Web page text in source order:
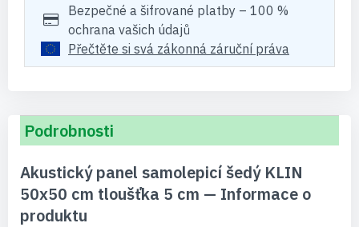
Bezpečné a šifrované platby – 100 %
ochrana vašich údajů
Přečtěte si svá zákonná záruční práva
Podrobnosti
Akustický panel samolepicí šedý KLIN
50x50 cm tloušťka 5 cm — Informace o
produktu